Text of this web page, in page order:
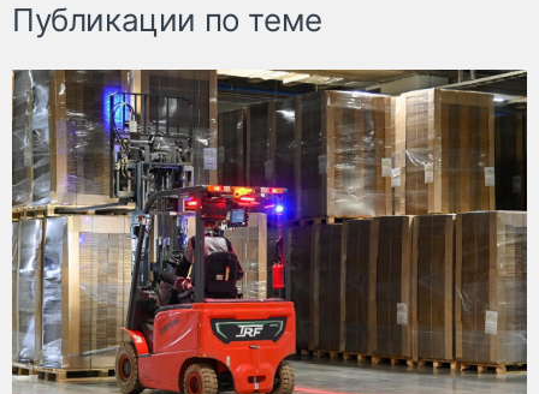
Публикации по теме